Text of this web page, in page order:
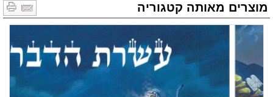
מוצרים מאותה קטגוריה